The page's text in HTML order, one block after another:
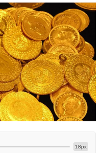
18px